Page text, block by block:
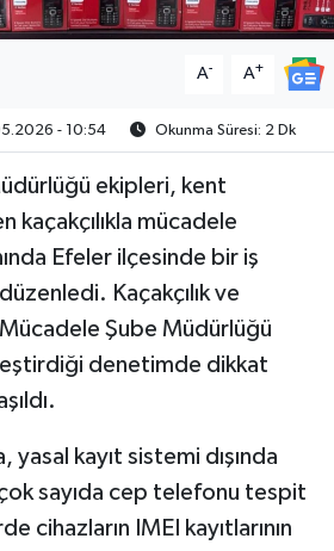
A- A+
- 10:54 Okunma Süresi: 2 Dk
ekipleri, kent
kaçakçılıkla mücadele
Efeler ilçesinde bir iş
Kaçakçılık ve
Şube Müdürlüğü
denetimde dikkat
yasal kayıt sistemi dışında
sayıda cep telefonu tespit
cihazların IMEI kayıtlarının